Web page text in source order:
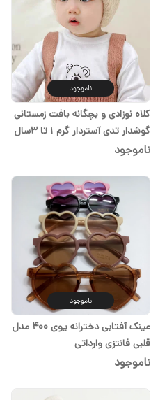
ناموجود
کلاه نوزادی و بچگانه بافت زمستانی
گوشدار تدی آستردار گرم ۱ تا ۳سال
ناموجود
ناموجود
عینک آفتابی دخترانه یوی ۴۰۰ مدل
قلبی فانتزی وارداتی
ناموجود